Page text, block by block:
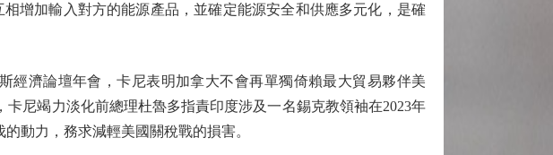
增加輸入對方的能源產品，並確定能源安全和供應多元化，是確
濟論壇年會，卡尼表明加拿大不會再單獨倚賴最大貿易夥伴美
尼竭力淡化前總理杜魯多指責印度涉及一名錫克教領袖在2023年
動力，務求減輕美國關稅戰的損害。